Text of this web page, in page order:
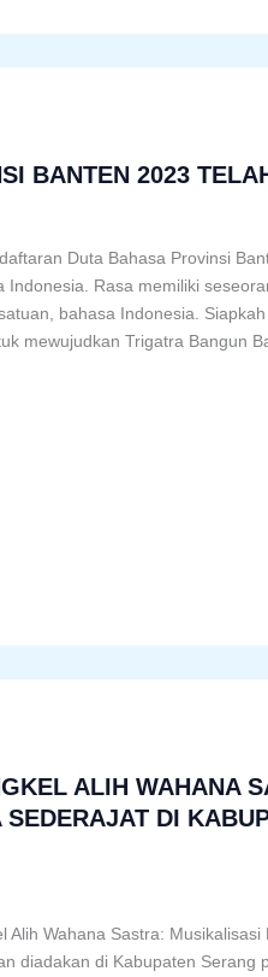
BANTEN 2023
Duta Bahasa Provinsi
Rasa memiliki
bahasa Indonesia.
mewujudkan Trigatra Bangun
ALIH WAHANA
DI
Wahana Sastra: Musikalisasi
diadakan di Kabupaten Serang